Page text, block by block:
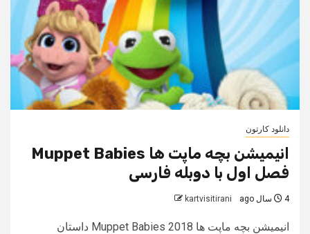
دانلود کارتون
انیمیشن بچه ماپت‌ ها Muppet Babies
فصل اول با دوبله فارسی
4 سال ago kartvisitirani
انیمیشن بچه ماپت‌ ها Muppet Babies 2018 داستان